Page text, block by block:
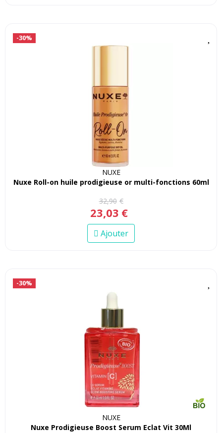
-30%
NUXE
Nuxe Roll-on huile prodigieuse or multi-fonctions 60ml
32,90 €
23,03 €
Ajouter
-30%
NUXE
Nuxe Prodigieuse Boost Serum Eclat Vit 30Ml